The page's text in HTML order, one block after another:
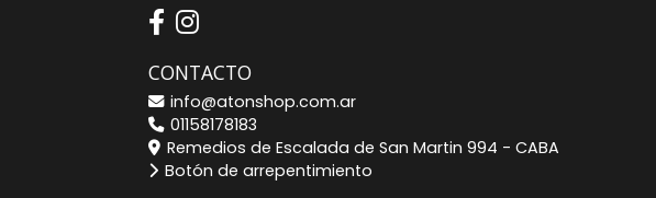
CONTACTO
info@atonshop.com.ar
01158178183
Remedios de Escalada de San Martin 994 - CABA
Botón de arrepentimiento